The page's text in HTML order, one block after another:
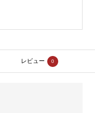
レビュー 0